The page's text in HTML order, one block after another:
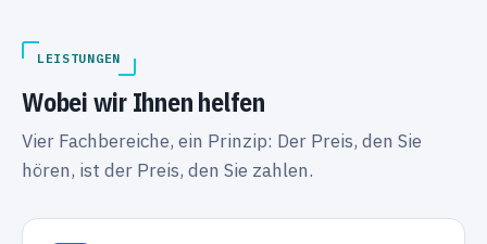
LEISTUNGEN
Wobei wir Ihnen helfen
Vier Fachbereiche, ein Prinzip: Der Preis, den Sie
hören, ist der Preis, den Sie zahlen.